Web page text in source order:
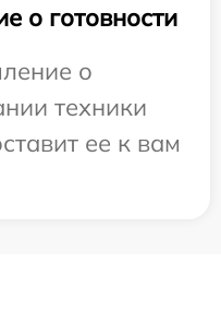
о готовности
о
техники
ее к вам